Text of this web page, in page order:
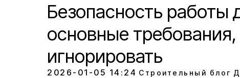
Безопасность работы
основные
игнорировать
2026-01-05 14:24 Строительный блог